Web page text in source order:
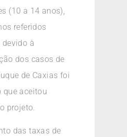
(10 a 14 anos),
referidos
à
dos casos de
de Caxias foi
aceitou
projeto.
das taxas de